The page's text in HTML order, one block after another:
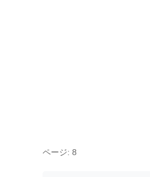
ページ: 8